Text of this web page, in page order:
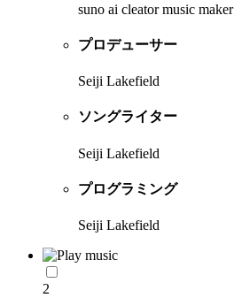
suno ai cleator music maker
プロデューサー
Seiji Lakefield
ソングライター
Seiji Lakefield
プログラミング
Seiji Lakefield
2